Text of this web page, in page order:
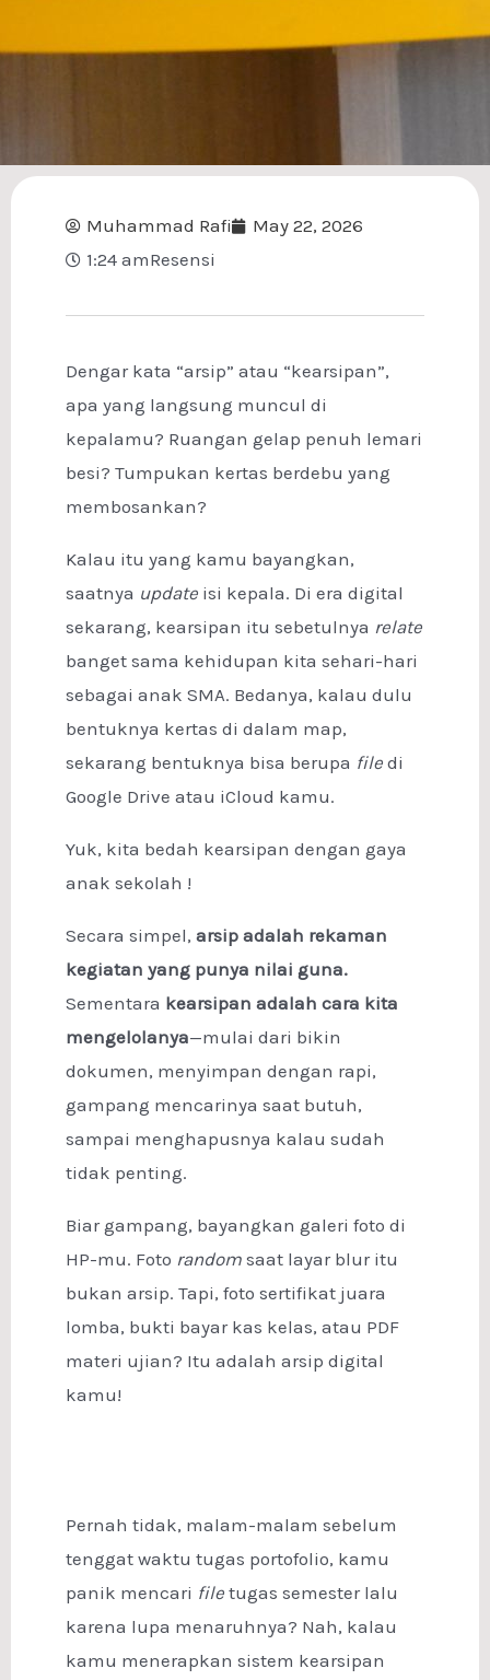
Muhammad Rafi
May 22, 2026
1:24 amResensi
Dengar kata “arsip” atau “kearsipan”,
apa yang langsung muncul di
kepalamu? Ruangan gelap penuh lemari
besi? Tumpukan kertas berdebu yang
membosankan?
Kalau itu yang kamu bayangkan,
saatnya update isi kepala. Di era digital
sekarang, kearsipan itu sebetulnya relate
banget sama kehidupan kita sehari-hari
sebagai anak SMA. Bedanya, kalau dulu
bentuknya kertas di dalam map,
sekarang bentuknya bisa berupa file di
Google Drive atau iCloud kamu.
Yuk, kita bedah kearsipan dengan gaya
anak sekolah !
Secara simpel, arsip adalah rekaman
kegiatan yang punya nilai guna.
Sementara kearsipan adalah cara kita
mengelolanya—mulai dari bikin
dokumen, menyimpan dengan rapi,
gampang mencarinya saat butuh,
sampai menghapusnya kalau sudah
tidak penting.
Biar gampang, bayangkan galeri foto di
HP-mu. Foto random saat layar blur itu
bukan arsip. Tapi, foto sertifikat juara
lomba, bukti bayar kas kelas, atau PDF
materi ujian? Itu adalah arsip digital
kamu!
Pernah tidak, malam-malam sebelum
tenggat waktu tugas portofolio, kamu
panik mencari file tugas semester lalu
karena lupa menaruhnya? Nah, kalau
kamu menerapkan sistem kearsipan